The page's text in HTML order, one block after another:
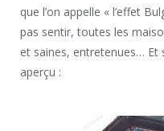
que l’on appelle « l’effet
pas sentir, toutes les
et saines, entretenues… Et
aperçu :